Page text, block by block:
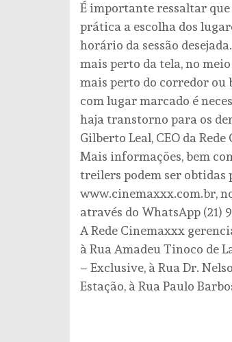
É importante ressaltar
prática a escolha dos
horário da sessão
mais perto da tela, no
mais perto do corredor ou
com lugar marcado é
haja transtorno para os
Gilberto Leal, CEO da
Mais informações, bem
treilers podem ser obtidas
www.cinemaxxx.com.br,
através do WhatsApp (21)
A Rede Cinemaxxx
à Rua Amadeu Tinoco de
– Exclusive, à Rua Dr.
Estação, à Rua Paulo